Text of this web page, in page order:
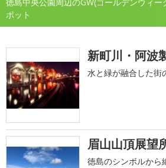
ポット
新町川・阿波
水と緑が融合した街
眉山山頂展望
徳島のシンボルから